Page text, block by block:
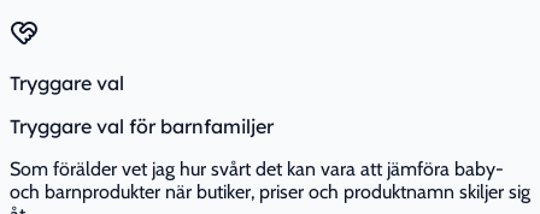
Tryggare val
Tryggare val för barnfamiljer
Som förälder vet jag hur svårt det kan vara att jämföra baby-
och barnprodukter när butiker, priser och produktnamn skiljer sig